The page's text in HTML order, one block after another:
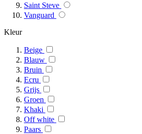
Saint Steve
Vanguard
Kleur
Beige
Blauw
Bruin
Ecru
Grijs
Groen
Khaki
Off white
Paars